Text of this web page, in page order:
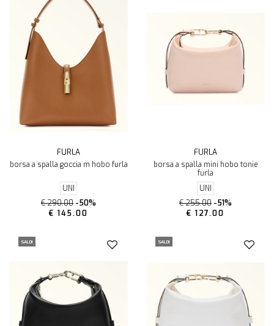
FURLA
borsa a spalla goccia m hobo furla
UNI
€ 290.00 -50%
€ 145.00
FURLA
borsa a spalla mini hobo tonie
furla
UNI
€ 255.00 -51%
€ 127.00
SALDI SALDI